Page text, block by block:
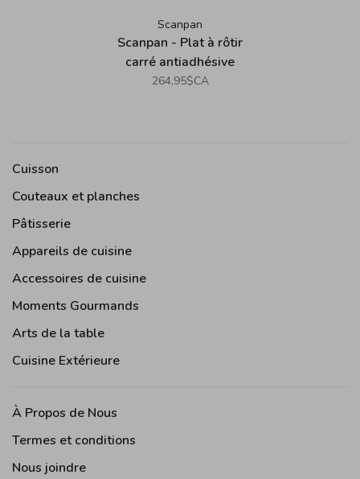
Scanpan
Scanpan - Plat à rôtir
carré antiadhésive
TechnIQ (28*28 cm)
264,95$CA
Cuisson
Couteaux et planches
Pâtisserie
Appareils de cuisine
Accessoires de cuisine
Moments Gourmands
Arts de la table
Cuisine Extérieure
À Propos de Nous
Termes et conditions
Nous joindre